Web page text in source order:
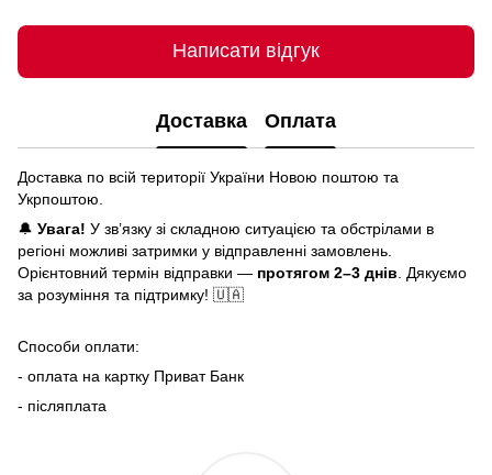
Написати відгук
Доставка Оплата
Доставка по всій території України Новою поштою та
Укрпоштою.
🔔 Увага! У зв’язку зі складною ситуацією та обстрілами в
регіоні можливі затримки у відправленні замовлень.
Орієнтовний термін відправки — протягом 2–3 днів . Дякуємо
за розуміння та підтримку! 🇺🇦
Способи оплати:
- оплата на картку Приват Банк
- післяплата